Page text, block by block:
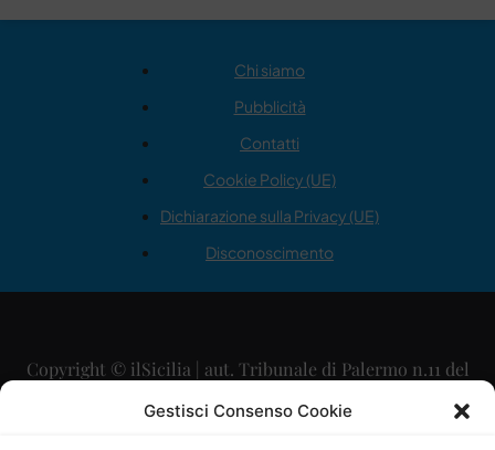
Gestisci Consenso Cookie
Chi siamo
Pubblicità
Contatti
Cookie Policy (UE)
Dichiarazione sulla Privacy (UE)
Disconoscimento
Copyright © ilSicilia | aut. Tribunale di Palermo n.11 del
29/09/2015